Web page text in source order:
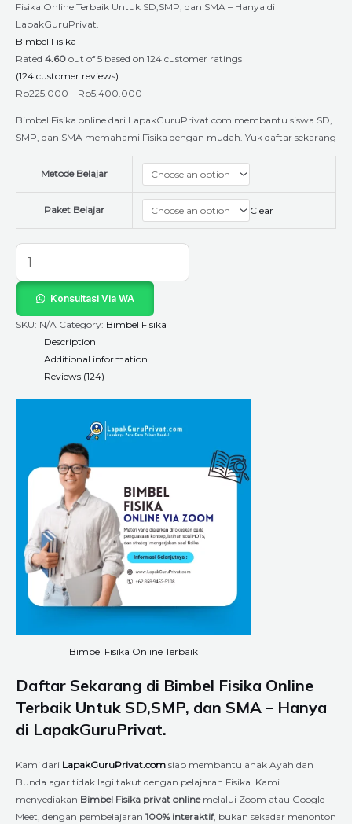
Fisika Online Terbaik Untuk SD,SMP, dan SMA – Hanya di
LapakGuruPrivat.
Bimbel Fisika
Rated 4.60 out of 5 based on 124 customer ratings
(124 customer reviews)
Rp225.000 – Rp5.400.000
Bimbel Fisika online dari LapakGuruPrivat.com membantu siswa SD,
SMP, dan SMA memahami Fisika dengan mudah. Yuk daftar sekarang
Metode Belajar
Paket Belajar Clear
Konsultasi Via WA
SKU: N/A Category: Bimbel Fisika
Description
Additional information
Reviews (124)
Bimbel Fisika Online Terbaik
Daftar Sekarang di Bimbel Fisika Online
Terbaik Untuk SD,SMP, dan SMA – Hanya
di LapakGuruPrivat.
Kami dari LapakGuruPrivat.com siap membantu anak Ayah dan
Bunda agar tidak lagi takut dengan pelajaran Fisika. Kami
menyediakan Bimbel Fisika privat onlinemelalui Zoom atau Google
Meet, dengan pembelajaran 100% interaktif, bukan sekadar menonton